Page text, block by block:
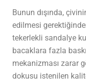
Bunun dışında,
edilmesi
tekerlekli sandalye
bacaklara fazla
mekanizması zarar
dokusu istenilen